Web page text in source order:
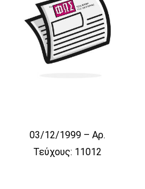
03/12/1999 – Αρ.
Τεύχους: 11012